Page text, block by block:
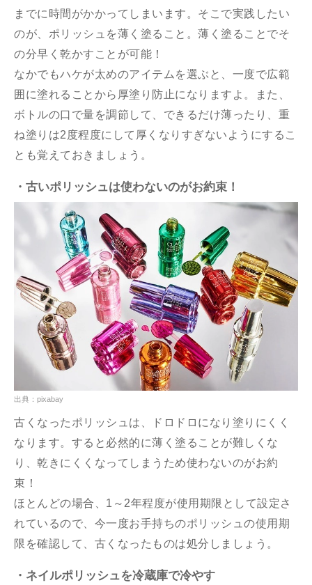
までに時間がかかってしまいます。そこで実践したい
のが、ポリッシュを薄く塗ること。薄く塗ることでそ
の分早く乾かすことが可能！
なかでもハケが太めのアイテムを選ぶと、一度で広範
囲に塗れることから厚塗り防止になりますよ。また、
ボトルの口で量を調節して、できるだけ薄ったり、重
ね塗りは2度程度にして厚くなりすぎないようにするこ
とも覚えておきましょう。
・古いポリッシュは使わないのがお約束！
出典：pixabay
古くなったポリッシュは、ドロドロになり塗りにくく
なります。すると必然的に薄く塗ることが難しくな
り、乾きにくくなってしまうため使わないのがお約
束！
ほとんどの場合、1～2年程度が使用期限として設定さ
れているので、今一度お手持ちのポリッシュの使用期
限を確認して、古くなったものは処分しましょう。
・ネイルポリッシュを冷蔵庫で冷やす